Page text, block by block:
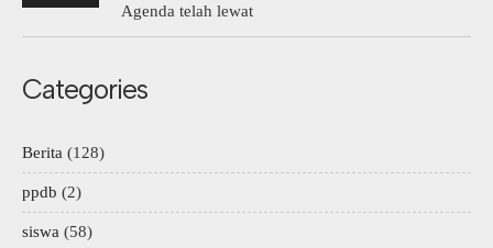
Agenda telah lewat
Categories
Berita (128)
ppdb (2)
siswa (58)